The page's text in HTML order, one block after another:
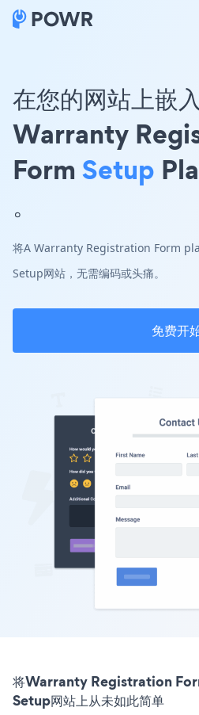
在您的网站上嵌
Warranty
Form Setup
。
将A Warranty Registration Form
Setup网站，无需编码或头痛。
免费开
将Warranty Registration
Setup网站上从未如此简单